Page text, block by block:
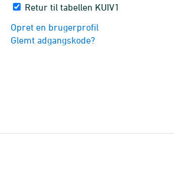
Retur til tabellen KUIV1
Opret en brugerprofil
Glemt adgangskode?